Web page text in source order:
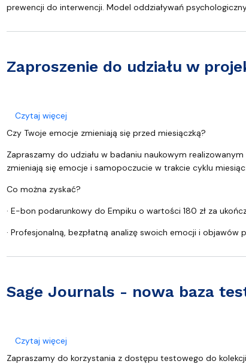
prewencji do interwencji. Model oddziaływań
Zaproszenie do udziału w
Czytaj więcejo Zaproszenie do udziału w projekcie
Czy Twoje emocje zmieniają się przed miesiączką?
Zapraszamy do udziału w badaniu naukowym
zmieniają się emocje i samopoczucie w trakcie cyklu
Co można zyskać?
· E-bon podarunkowy do Empiku o wartości 180 zł za
· Profesjonalną, bezpłatną analizę swoich emocji i objawów
Sage Journals - nowa baza
Czytaj więcejo Sage Journals - nowa baza testowa -
Zapraszamy do korzystania z dostępu testowego do